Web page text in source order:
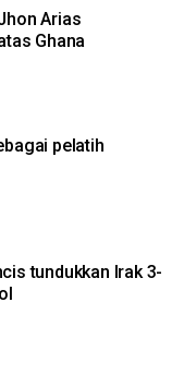
Arias
Ghana
pelatih
tundukkan Irak 3-